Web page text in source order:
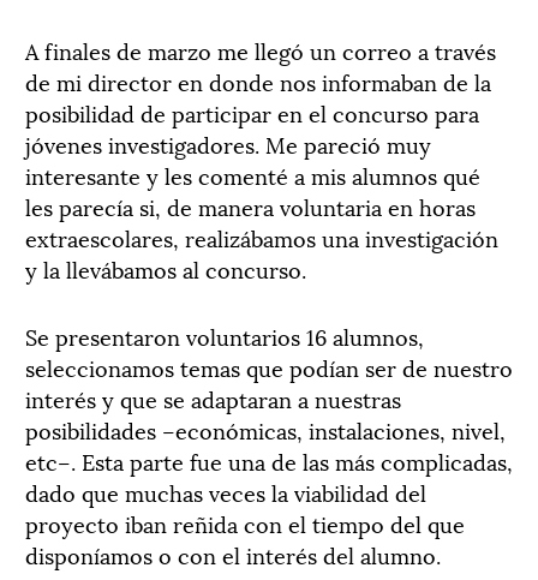
A finales de marzo me llegó un correo a través
de mi director en donde nos informaban de la
posibilidad de participar en el concurso para
jóvenes investigadores. Me pareció muy
interesante y les comenté a mis alumnos qué
les parecía si, de manera voluntaria en horas
extraescolares, realizábamos una investigación
y la llevábamos al concurso.
Se presentaron voluntarios 16 alumnos,
seleccionamos temas que podían ser de nuestro
interés y que se adaptaran a nuestras
posibilidades –económicas, instalaciones, nivel,
etc–. Esta parte fue una de las más complicadas,
dado que muchas veces la viabilidad del
proyecto iban reñida con el tiempo del que
disponíamos o con el interés del alumno.